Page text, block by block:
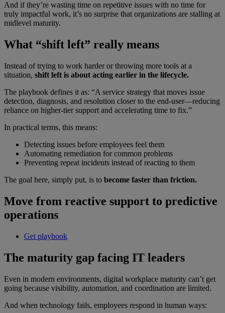
And if they’re wasting time on repetitive issues with no time for
truly impactful work, it’s no surprise that organizations are stalling at
midlevel maturity.
What “shift left” really means
Instead of trying to work harder or throwing more tools at a
situation, shift left is about acting earlier in the lifecycle.
The playbook defines it as: “A service strategy that moves issue
detection, diagnosis, and resolution closer to the end-user—reducing
reliance on higher-tier support and accelerating time to fix.”
In practical terms, this means:
Detecting issues before employees feel them
Automating remediation for common problems
Preventing repeat incidents instead of reacting to them
The goal here, simply put, is to become faster than friction.
Move from reactive support to predictive
operations
Get playbook
The maturity gap facing IT leaders
Even in modern environments, digital workplace maturity can’t get
going because visibility, automation, and coordination are limited.
And when technology fails, employees respond in human ways: